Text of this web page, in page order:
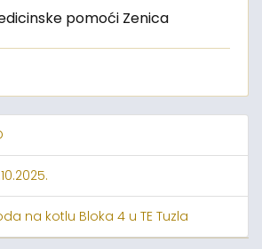
pomoći Zenica
na kotlu Bloka 4 u TE Tuzla